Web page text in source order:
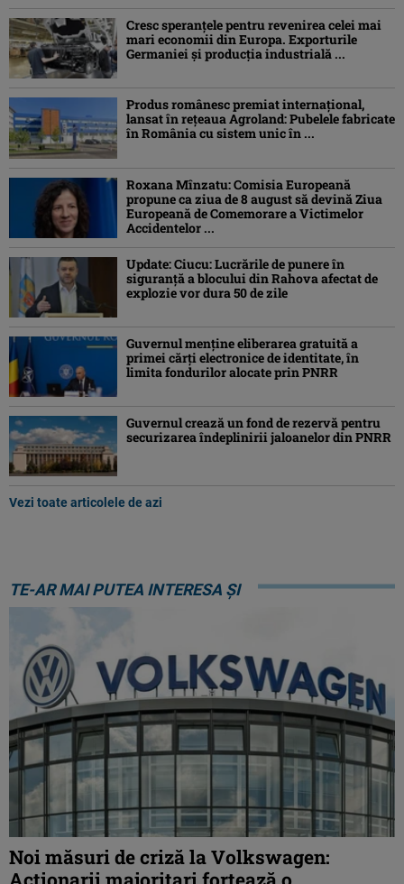
Cresc speranțele pentru revenirea celei mai
mari economii din Europa. Exporturile
Germaniei și producția industrială ...
Produs românesc premiat internațional,
lansat în rețeaua Agroland: Pubelele fabricate
în România cu sistem unic în ...
Roxana Mînzatu: Comisia Europeană
propune ca ziua de 8 august să devină Ziua
Europeană de Comemorare a Victimelor
Accidentelor ...
Update: Ciucu: Lucrările de punere în
siguranță a blocului din Rahova afectat de
explozie vor dura 50 de zile
Guvernul menține eliberarea gratuită a
primei cărţi electronice de identitate, în
limita fondurilor alocate prin PNRR
Guvernul crează un fond de rezervă pentru
securizarea îndeplinirii jaloanelor din PNRR
Vezi toate articolele de azi
TE-AR MAI PUTEA INTERESA ȘI
Noi măsuri de criză la Volkswagen: